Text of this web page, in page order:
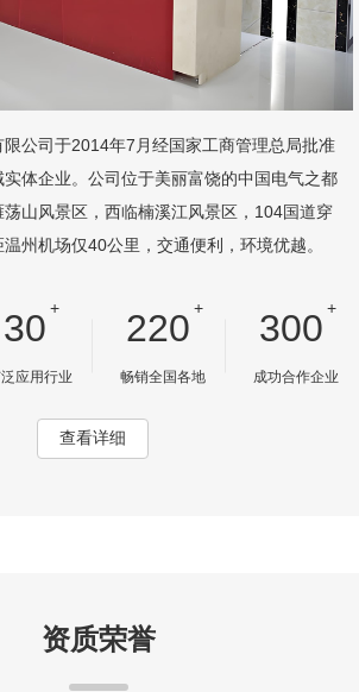
公司于2014年7月经国家工商管理总局批准
体企业。公司位于美丽富饶的中国电气之都
山风景区，西临楠溪江风景区，104国道穿
州机场仅40公里，交通便利，环境优越。
30 +
应用行业
220 +
畅销全国各地
300 +
成功合作企业
查看详细
资质荣誉